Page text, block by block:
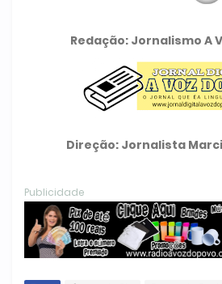
Redação: Jornalismo A
Direção: Jornalista
Publicidade